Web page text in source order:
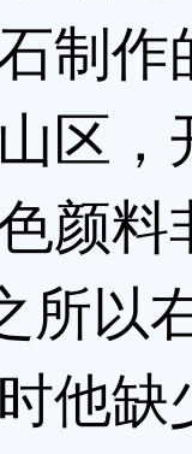
制
区
颜
所以
他